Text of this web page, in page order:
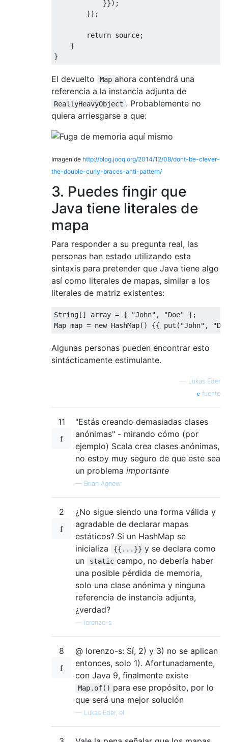
}});
}};
return source;
}
}
El devuelto Map ahora contendrá una
referencia a la instancia adjunta de
ReallyHeavyObject . Probablemente no
quiera arriesgarse a que:
Imagen de http://blog.jooq.org/2014/12/08/dont-be-clever-
the-double-curly-braces-anti-pattern/
3. Puedes fingir que
Java tiene literales de
mapa
Para responder a su pregunta real, las
personas han estado utilizando esta
sintaxis para pretender que Java tiene algo
así como literales de mapas, similar a los
literales de matriz existentes:
String [] array = { "John" , "Doe"
};
Map map = new HashMap() {{ put ( "John" ,
Algunas personas pueden encontrar esto
sintácticamente estimulante.
— Lukas Eder
fuente
11
"Estás creando demasiadas clases
anónimas" - mirando cómo (por
ejemplo) Scala crea clases anónimas,
no estoy muy seguro de que este sea
un problema importante
— Brian Agnew
2
¿No sigue siendo una forma válida y
agradable de declarar mapas
estáticos? Si un HashMap se
inicializa
{{...}} y se declara como
un
static campo, no debería haber
una posible pérdida de memoria,
solo una clase anónima y ninguna
referencia de instancia adjunta,
¿verdad?
lorenzo-s
8
@ lorenzo-s: Sí, 2) y 3) no se aplican
entonces, solo 1). Afortunadamente,
con Java 9, finalmente existe
Map.of() para ese propósito, por lo
que será una mejor solución
— Lukas Eder, el